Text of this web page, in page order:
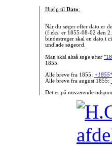
Hjælp til Dato:
Når du søger efter dato er
(f.eks. er 1855-08-02 den
bindestreger skal en dato i
undlade søgeord.
Man skal altså søge efter
1855.
Alle breve fra 1855:
Alle breve fra august 1855:
Det er på nuværende